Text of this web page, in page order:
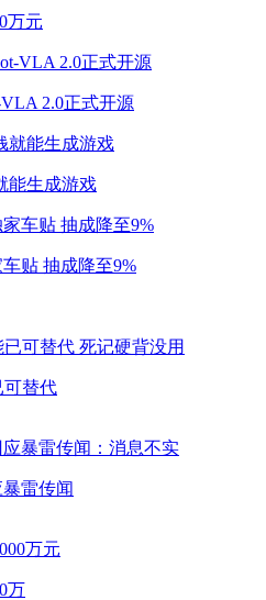
万元
2.0正式开源
能生成游戏
贴 抽成降至9%
可替代
雷传闻
万